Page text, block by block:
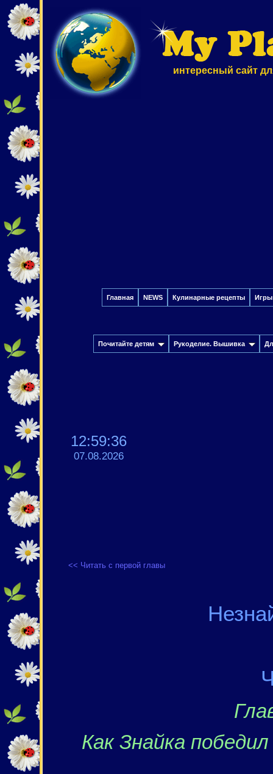
интересный сайт
Главная NEWS Кулинарные рецепты Игры
Почитайте детям Рукоделие. Вышивка
12:59:38
07.08.2026
<< Читать с первой главы
Как Знайка